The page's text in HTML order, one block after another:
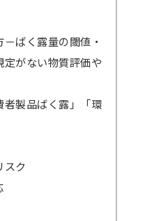
ばく露量の閾値・
がない物質評価や
製品ばく露」「環
ク